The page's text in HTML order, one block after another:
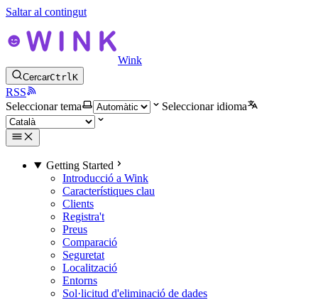
Saltar al contingut
Wink
CercarCtrlK
RSS
Seleccionar tema
Seleccionar idioma
Getting Started
Introducció a Wink
Característiques clau
Clients
Registra't
Preus
Comparació
Seguretat
Localització
Entorns
Sol·licitud d'eliminació de dades